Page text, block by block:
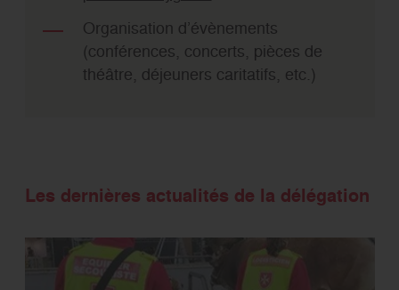
Organisation d’évènements
(conférences, concerts, pièces de
théâtre, déjeuners caritatifs, etc.)
Les dernières actualités de la délégation